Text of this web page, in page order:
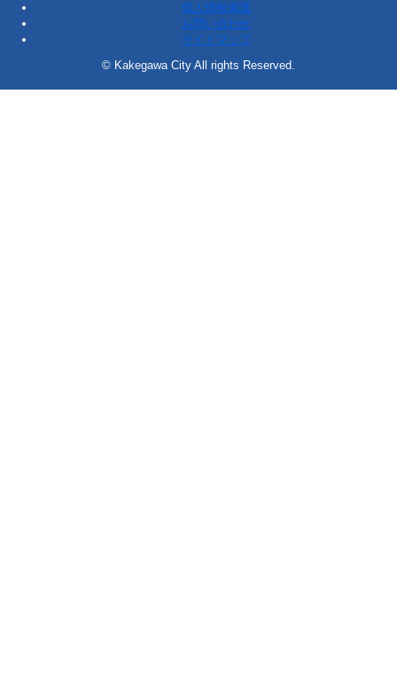
個人情報保護
お問い合わせ
サイトマップ
© Kakegawa City All rights Reserved.